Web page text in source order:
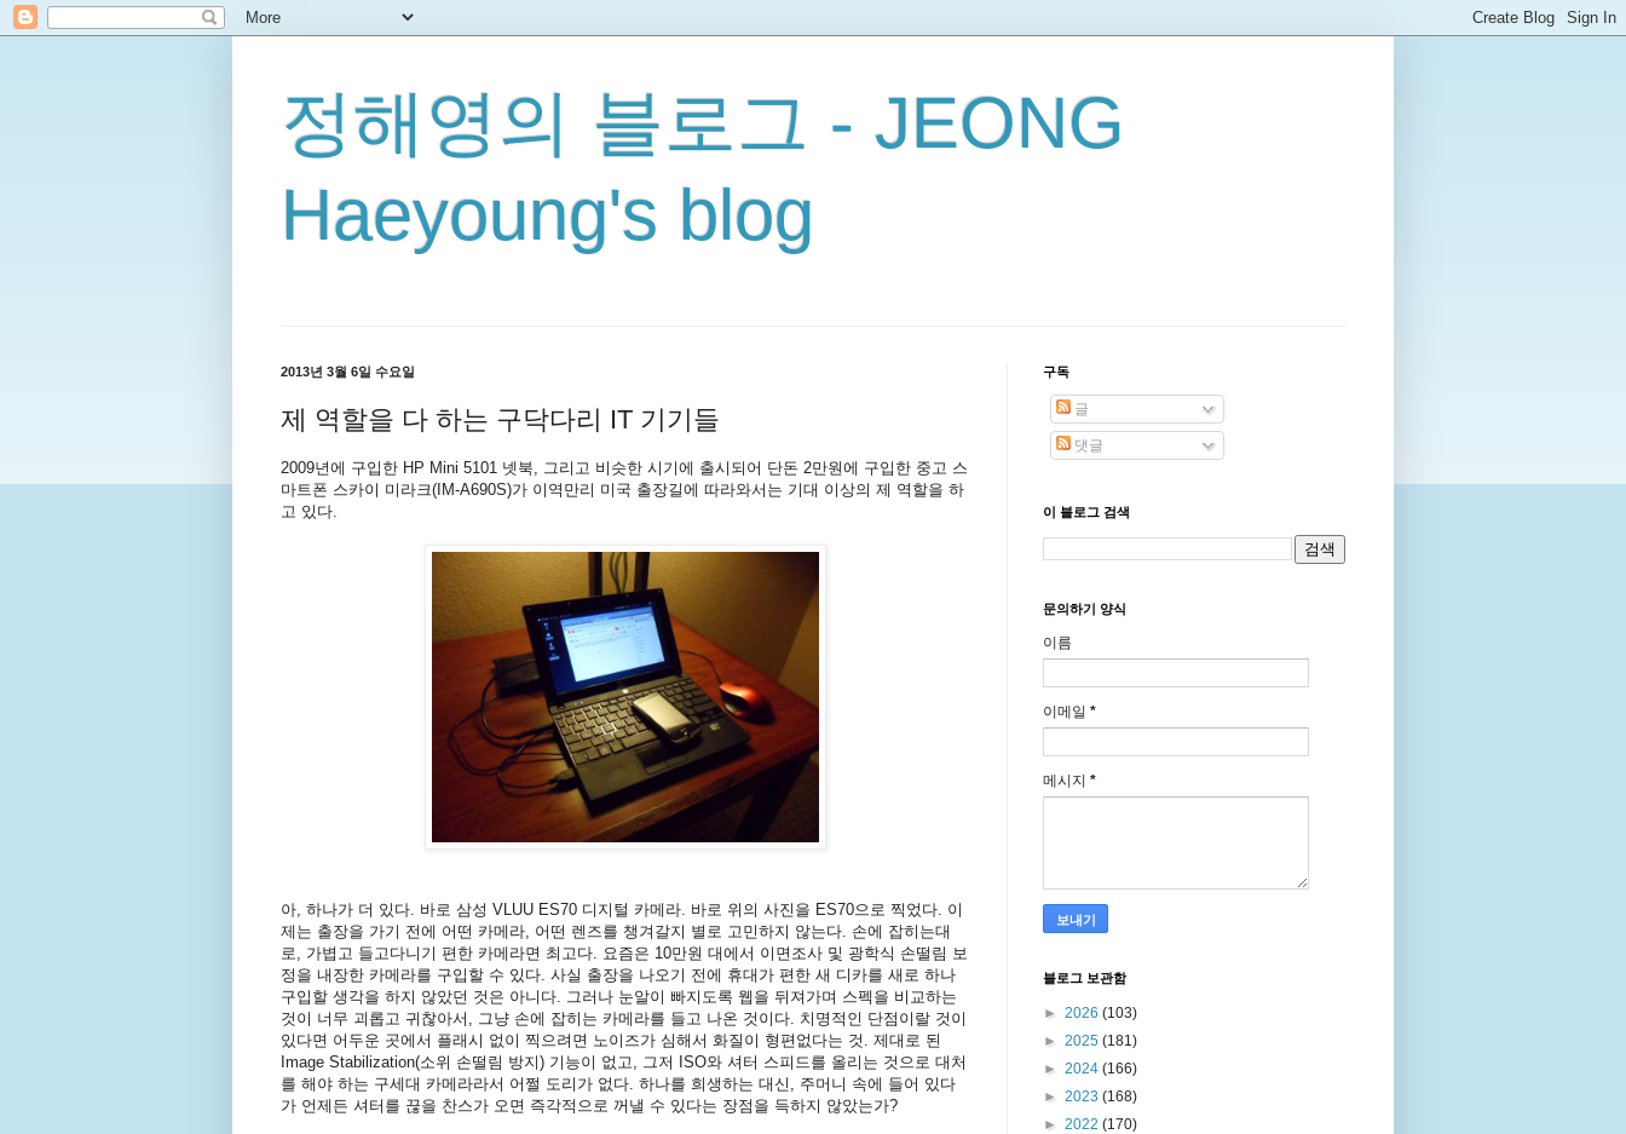
정해영의 블로그 - JEONG
Haeyoung's blog
2013년 3월 6일 수요일
제 역할을 다 하는 구닥다리 IT 기기들
2009년에 구입한 HP Mini 5101 넷북, 그리고 비슷한 시기에 출시되어 단돈 2만원에 구입한 중고 스
마트폰 스카이 미라크(IM-A690S)가 이역만리 미국 출장길에 따라와서는 기대 이상의 제 역할을 하
고 있다.
아, 하나가 더 있다. 바로 삼성 VLUU ES70 디지털 카메라. 바로 위의 사진을 ES70으로 찍었다. 이
제는 출장을 가기 전에 어떤 카메라, 어떤 렌즈를 챙겨갈지 별로 고민하지 않는다. 손에 잡히는대
로, 가볍고 들고다니기 편한 카메라면 최고다. 요즘은 10만원 대에서 이면조사 및 광학식 손떨림 보
정을 내장한 카메라를 구입할 수 있다. 사실 출장을 나오기 전에 휴대가 편한 새 디카를 새로 하나
구입할 생각을 하지 않았던 것은 아니다. 그러나 눈알이 빠지도록 웹을 뒤져가며 스펙을 비교하는
것이 너무 괴롭고 귀찮아서, 그냥 손에 잡히는 카메라를 들고 나온 것이다. 치명적인 단점이랄 것이
있다면 어두운 곳에서 플래시 없이 찍으려면 노이즈가 심해서 화질이 형편없다는 것. 제대로 된
Image Stabilization(소위 손떨림 방지) 기능이 없고, 그저 ISO와 셔터 스피드를 올리는 것으로 대처
를 해야 하는 구세대 카메라라서 어쩔 도리가 없다. 하나를 희생하는 대신, 주머니 속에 들어 있다
가 언제든 셔터를 끊을 찬스가 오면 즉각적으로 꺼낼 수 있다는 장점을 득하지 않았는가?
구독
글
댓글
이 블로그 검색
문의하기 양식
이름
이메일 *
메시지 *
블로그 보관함
► 2026 (103)
► 2025 (181)
► 2024 (166)
► 2023 (168)
► 2022 (170)